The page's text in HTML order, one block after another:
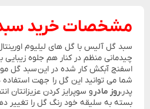
مشخصات خرید
سبد گل آلیس با گل های لیلیوم
چیدمانی منظم در کنار هم جلوه
اسفنج آبکش کار شده در این سبد گل
شما می توانید این گل را جهت استفاده
پدر،روز مادر و سوپرایز کردن عزیزانتان
بسته به سلیقه خود رنگ گل را تغییر